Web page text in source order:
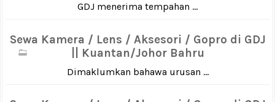
GDJ menerima tempahan ...
Sewa Kamera / Lens / Aksesori / Gopro di GDJ
|| Kuantan/Johor Bahru
Dimaklumkan bahawa urusan ...